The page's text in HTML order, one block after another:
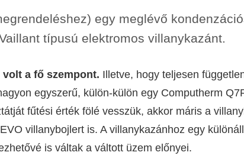
egy meglévő
típusú elektromos villanykazánt.
a fő szempont. Illetve, hogy teljesen
egyszerű, külön-külön egy Computherm
fűtési érték fölé vesszük, akkor máris a
villanybojlert is. A villanykazánhoz egy
is váltak a váltott üzem előnyei.